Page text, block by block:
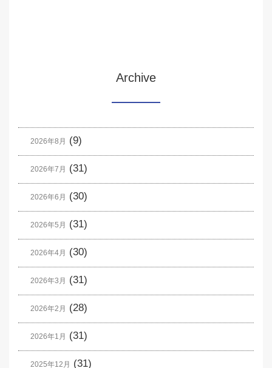
Archive
2026年8月 (9)
2026年7月 (31)
2026年6月 (30)
2026年5月 (31)
2026年4月 (30)
2026年3月 (31)
2026年2月 (28)
2026年1月 (31)
2025年12月 (31)